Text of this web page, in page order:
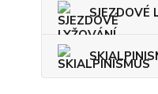
SJEZDOVÉ